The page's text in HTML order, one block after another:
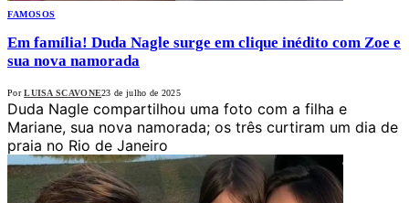
FAMOSOS
Em família! Duda Nagle surge em clique inédito com Zoe e
sua nova namorada
Por LUISA SCAVONE23 de julho de 2025
Duda Nagle compartilhou uma foto com a filha e
Mariane, sua nova namorada; os três curtiram um dia de
praia no Rio de Janeiro